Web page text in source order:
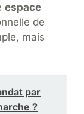
espace
de
mais
par
?